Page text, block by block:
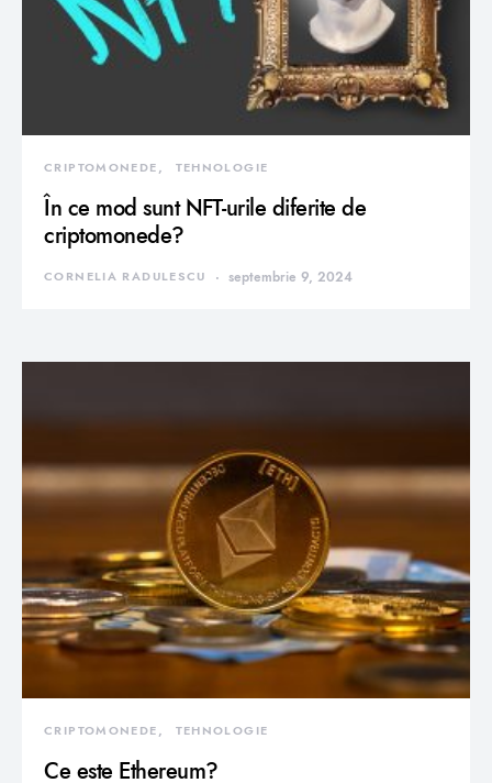
CRIPTOMONEDE TEHNOLOGIE
În ce mod sunt NFT-urile diferite de
criptomonede?
CORNELIA RADULESCU septembrie 9, 2024
CRIPTOMONEDE TEHNOLOGIE
Ce este Ethereum?